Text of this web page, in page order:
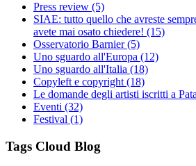
Press review (5)
SIAE: tutto quello che avreste
avete mai osato chiedere! (15)
Osservatorio Barnier(5)
Uno sguardo all'Europa (12)
Uno sguardo all'Italia (18)
Copyleft e copyright(18)
Le domande degli artisti iscritti a
Eventi (32)
Festival (1)
Tags Cloud Blog